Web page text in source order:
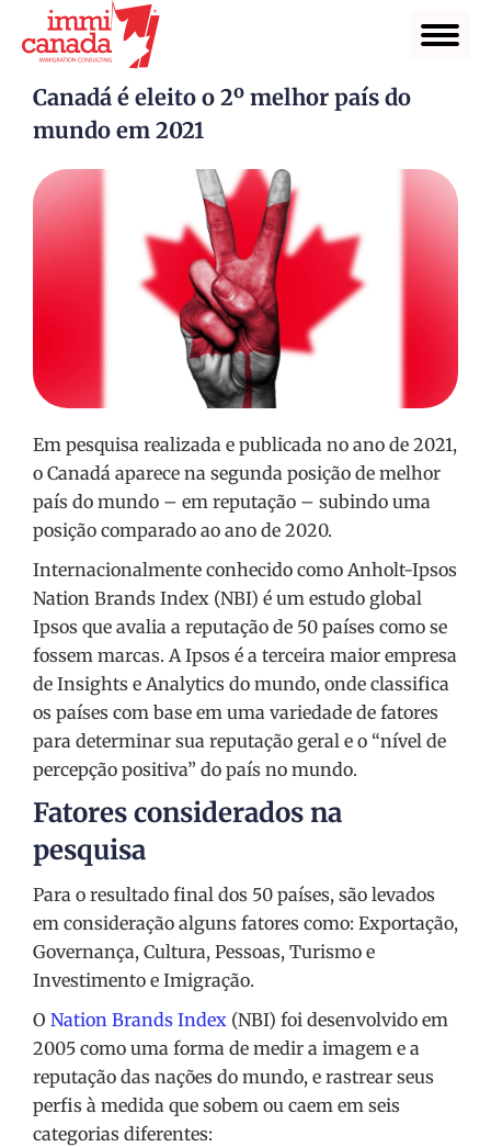
Canadá é eleito o 2º melhor país do
mundo em 2021
Em pesquisa realizada e publicada no ano de 2021,
o Canadá aparece na segunda posição de melhor
país do mundo – em reputação – subindo uma
posição comparado ao ano de 2020.
Internacionalmente conhecido como Anholt-Ipsos
Nation Brands Index (NBI) é um estudo global
Ipsos que avalia a reputação de 50 países como se
fossem marcas. A Ipsos é a terceira maior empresa
de Insights e Analytics do mundo, onde classifica
os países com base em uma variedade de fatores
para determinar sua reputação geral e o “nível de
percepção positiva” do país no mundo.
Fatores considerados na
pesquisa
Para o resultado final dos 50 países, são levados
em consideração alguns fatores como: Exportação,
Governança, Cultura, Pessoas, Turismo e
Investimento e Imigração.
O Nation Brands Index (NBI) foi desenvolvido em
2005 como uma forma de medir a imagem e a
reputação das nações do mundo, e rastrear seus
perfis à medida que sobem ou caem em seis
categorias diferentes: